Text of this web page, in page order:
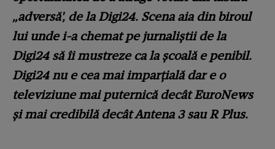
„adversă', de la Digi24. Scena aia din biroul
lui unde i-a chemat pe jurnaliștii de la
Digi24 să îi mustreze ca la școală e penibil.
Digi24 nu e cea mai imparțială dar e o
televiziune mai puternică decât EuroNews
și mai credibilă decât Antena 3 sau R Plus.